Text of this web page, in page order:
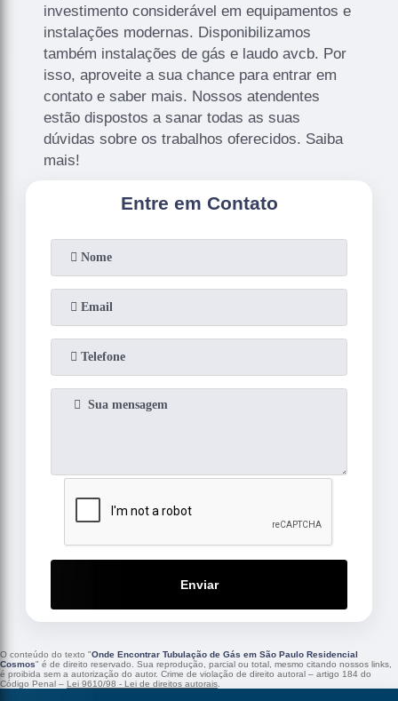
investimento considerável em equipamentos e
instalações modernas. Disponibilizamos
também instalações de gás e laudo avcb. Por
isso, aproveite a sua chance para entrar em
contato e saber mais. Nossos atendentes
estão dispostos a sanar todas as suas
dúvidas sobre os trabalhos oferecidos. Saiba
mais!
Entre em Contato
Enviar
O conteúdo do texto "Onde Encontrar Tubulação de Gás em São Paulo Residencial
Cosmos" é de direito reservado. Sua reprodução, parcial ou total, mesmo citando nossos links,
é proibida sem a autorização do autor. Crime de violação de direito autoral – artigo 184 do
Código Penal – Lei 9610/98 - Lei de direitos autorais